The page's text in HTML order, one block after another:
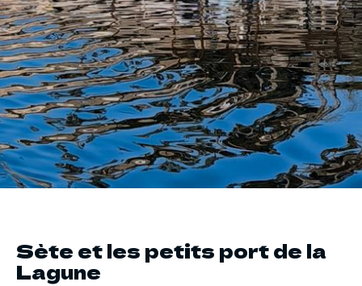
Sète et les petits port de la
Lagune